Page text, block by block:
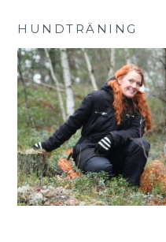
HUNDTRÄNING